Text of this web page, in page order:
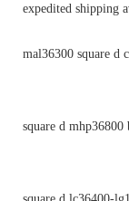
expedited shipping
mal36300 square d
square d